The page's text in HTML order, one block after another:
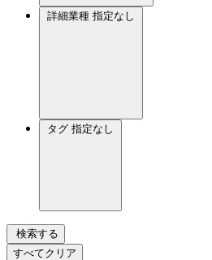
詳細業種 指定なし
タグ 指定なし
検索する
すべてクリア